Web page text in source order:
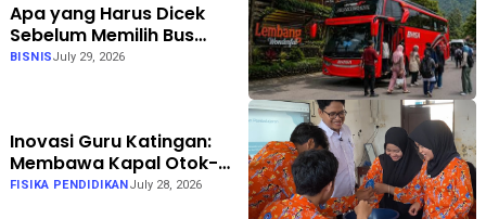
Apa yang Harus Dicek
Sebelum Memilih Bus
Pariwisata? Bhisa Wisata
BISNISJuly 29, 2026
Inovasi Guru Katingan:
Membawa Kapal Otok-
Otok ke Kelas dengan
FISIKA PENDIDIKAN July 28, 2026